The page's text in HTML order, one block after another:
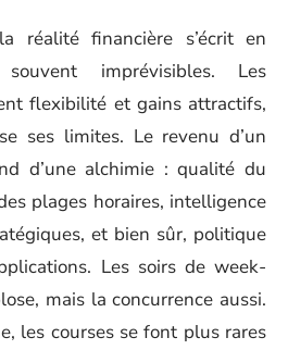
réalité financière s’écrit en
imprévisibles. Les
flexibilité et gains attractifs,
ses limites. Le revenu d’un
d’une alchimie : qualité du
plages horaires, intelligence
et bien sûr, politique
Les soirs de week-
mais la concurrence aussi.
les courses se font plus rares